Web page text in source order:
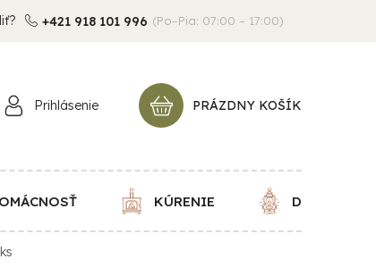
+421 918 101 996 (Po–Pia: 07:00 – 17:00)
Prihlásenie
NÁKUPNÝ
KOŠÍK
PRÁZDNY KOŠÍK
KÚRENIE DEKORÁCIE